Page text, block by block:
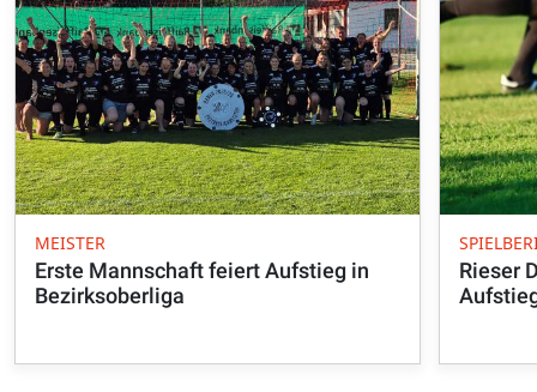
MEISTER
Erste Mannschaft feiert Aufstieg in
Bezirksoberliga
Rieser